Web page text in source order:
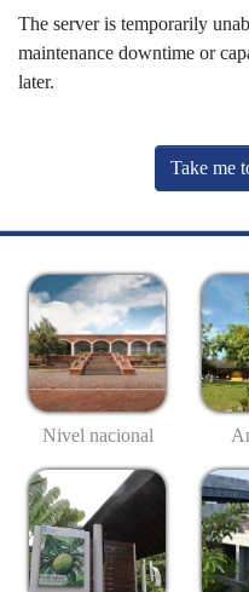
The server is temporarily
maintenance downtime or
later.
Take me
Nivel nacional